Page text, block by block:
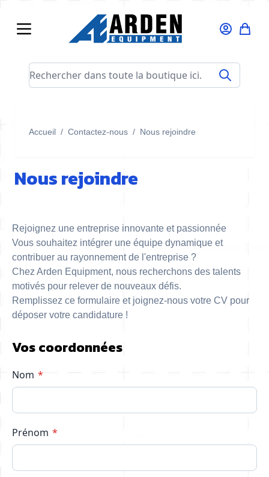
Rechercher dans toute la boutique ici...
Accueil / Contactez-nous / Nous rejoindre
Nous rejoindre
Rejoignez une entreprise innovante et passionnée
Vous souhaitez intégrer une équipe dynamique et
contribuer au rayonnement de l'entreprise ?
Chez Arden Equipment, nous recherchons des talents
motivés pour relever de nouveaux défis.
Remplissez ce formulaire et joignez-nous votre CV pour
déposer votre candidature !
Vos coordonnées
Nom
Prénom